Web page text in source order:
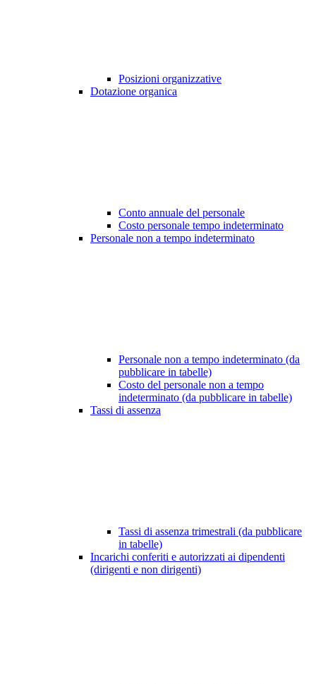
Posizioni organizzative
Dotazione organica
Conto annuale del personale
Costo personale tempo indeterminato
Personale non a tempo indeterminato
Personale non a tempo indeterminato (da
pubblicare in tabelle)
Costo del personale non a tempo
indeterminato (da pubblicare in tabelle)
Tassi di assenza
Tassi di assenza trimestrali (da pubblicare
in tabelle)
Incarichi conferiti e autorizzati ai dipendenti
(dirigenti e non dirigenti)